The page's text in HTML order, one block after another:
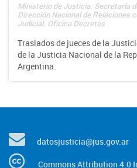
Ministerio de Justicia. Secretaría
Dirección Nacional de Relaciones
Judicial. Oficina Decretos
Traslados de jueces de la
de la Justicia Nacional de la
Argentina.
datosjusticia@jus.gov.ar
Commons Attribution 4.0